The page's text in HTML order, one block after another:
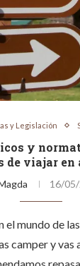
y Legislación
y
de viajar
16/
el mundo de
camper y vas